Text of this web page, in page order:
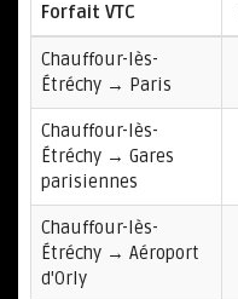
Forfait VTC
Chauffour-lès-
Étréchy → Paris
Chauffour-lès-
Étréchy → Gares
parisiennes
Chauffour-lès-
Étréchy → Aéroport
d'Orly